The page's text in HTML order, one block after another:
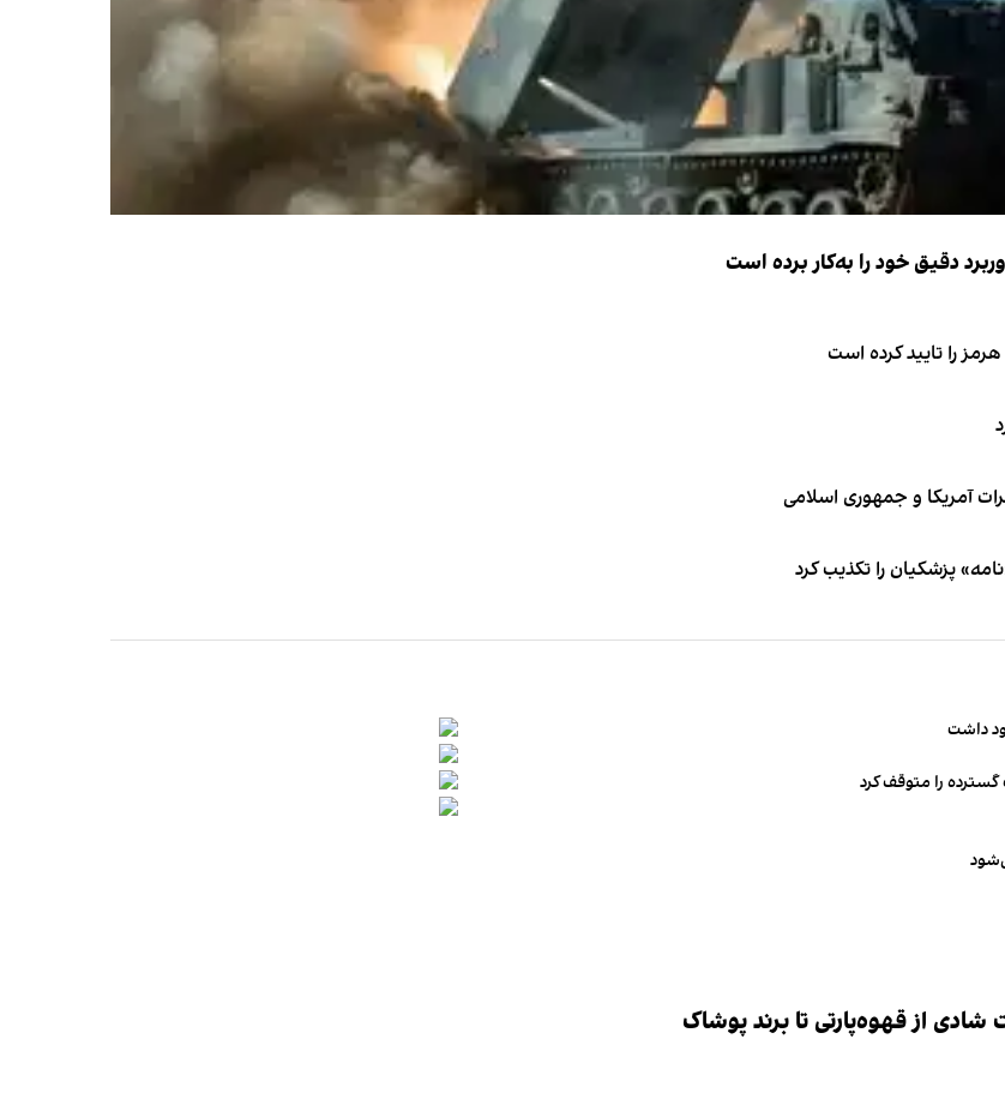
دقیق خود را به‌کار برده است
را تایید کرده است
آمریکا و جمهوری اسلامی
پزشکیان را تکذیب کرد
را متوقف کرد
از قهوه‌پارتی تا برند پوشاک